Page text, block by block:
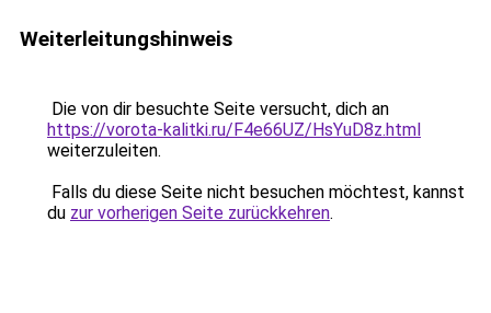
Weiterleitungshinweis
Die von dir besuchte Seite versucht, dich an
https://vorota-kalitki.ru/F4e66UZ/HsYuD8z.html
weiterzuleiten.
Falls du diese Seite nicht besuchen möchtest, kannst
du zur vorherigen Seite zurückkehren.